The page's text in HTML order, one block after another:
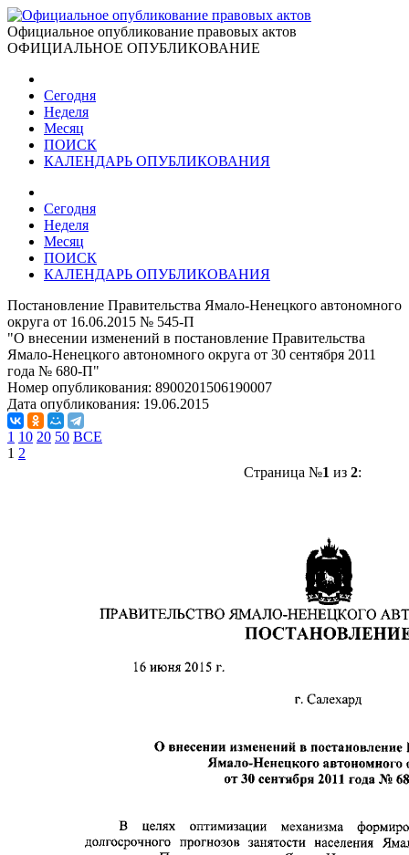
Официальное опубликование правовых актов
ОФИЦИАЛЬНОЕ ОПУБЛИКОВАНИЕ
Сегодня
Неделя
Месяц
ПОИСК
КАЛЕНДАРЬ ОПУБЛИКОВАНИЯ
Сегодня
Неделя
Месяц
ПОИСК
КАЛЕНДАРЬ ОПУБЛИКОВАНИЯ
Постановление Правительства Ямало-Ненецкого автономного
округа от 16.06.2015 № 545-П
"О внесении изменений в постановление Правительства
Ямало-Ненецкого автономного округа от 30 сентября 2011
года № 680-П"
Номер опубликования: 8900201506190007
Дата опубликования: 19.06.2015
1 10 20 50 ВСЕ
1 2
Страница №1 из 2: